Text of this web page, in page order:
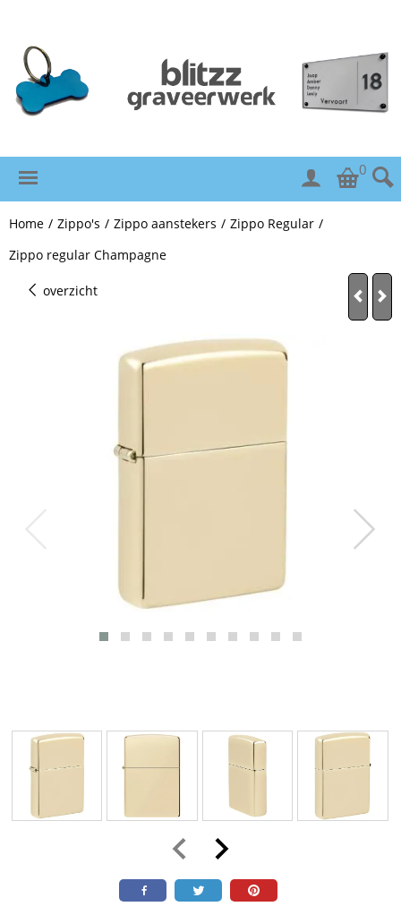
0
Home / Zippo's / Zippo aanstekers / Zippo Regular /
Zippo regular Champagne
overzicht